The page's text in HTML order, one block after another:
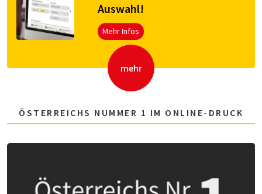
Aus­wahl!
Mehr Infos
mehr
ÖSTERREICHS NUMMER 1 IM ONLINE-DRUCK